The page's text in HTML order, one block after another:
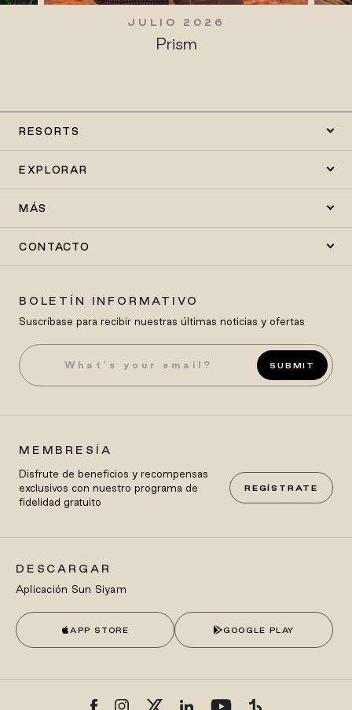
JULIO 2026
Prism
RESORTS
EXPLORAR
MÁS
CONTACTO
BOLETÍN INFORMATIVO
Suscríbase para recibir nuestras últimas noticias y ofertas
SUBMIT
MEMBRESÍA
Disfrute de beneficios y recompensas
exclusivos con nuestro programa de
fidelidad gratuito
REGÍSTRATE
DESCARGAR
Aplicación Sun Siyam
APP STORE GOOGLE PLAY